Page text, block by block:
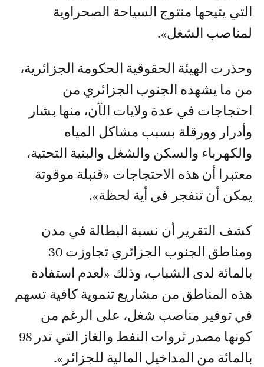
التي يتيحها منتوج السياحة الصحراوية
لمناصب الشغل».
وحذرت الهيئة الحقوقية الحكومة الجزائرية،
من ما يشهده الجنوب الجزائري من
احتجاجات في عدة ولايات الآن، منها بشار
وأدرار وورقلة بسبب مشاكل المياه
والكهرباء والسكن والشغل والبنية التحتية،
معتبرا أن هذه الاحتجاجات «قنبلة موقوتة
يمكن أن تنفجر في أية لحظة».
كشف التقرير أن نسبة البطالة في مدن
ومناطق الجنوب الجزائري تجاوزت 30
بالمائة لدى الشباب، وذلك «لعدم استفادة
هذه المناطق من مشاريع تنموية كافية تسهم
في توفير مناصب شغل، على الرغم من
كونها مصدر ثروات النفط والغاز التي تدر 98
بالمائة من المداخيل المالية للجزائر».